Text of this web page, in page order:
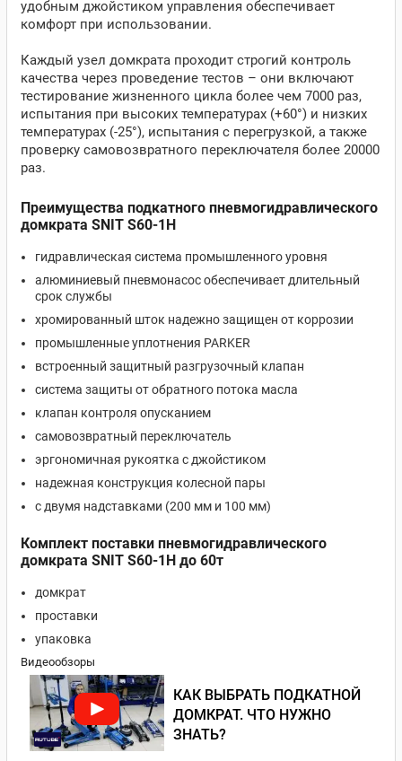
удобным джойстиком управления обеспечивает
комфорт при использовании.
Каждый узел домкрата проходит строгий контроль
качества через проведение тестов – они включают
тестирование жизненного цикла более чем 7000 раз,
испытания при высоких температурах (+60°) и низких
температурах (-25°), испытания с перегрузкой, а также
проверку самовозвратного переключателя более 20000
раз.
Преимущества подкатного пневмогидравлического
домкрата SNIT S60-1H
гидравлическая система промышленного уровня
алюминиевый пневмонасос обеспечивает длительный
срок службы
хромированный шток надежно защищен от коррозии
промышленные уплотнения PARKER
встроенный защитный разгрузочный клапан
система защиты от обратного потока масла
клапан контроля опусканием
самовозвратный переключатель
эргономичная рукоятка с джойстиком
надежная конструкция колесной пары
с двумя надставками (200 мм и 100 мм)
Комплект поставки пневмогидравлического
домкрата SNIT S60-1H до 60т
домкрат
проставки
упаковка
Видеообзоры
КАК ВЫБРАТЬ ПОДКАТНОЙ
ДОМКРАТ. ЧТО НУЖНО
ЗНАТЬ?